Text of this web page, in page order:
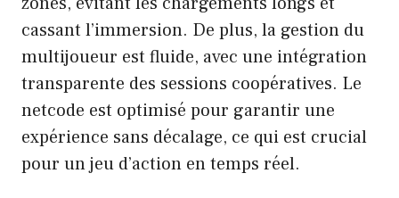
cassant l’immersion. De plus, la gestion du
multijoueur est fluide, avec une intégration
transparente des sessions coopératives. Le
netcode est optimisé pour garantir une
expérience sans décalage, ce qui est crucial
pour un jeu d’action en temps réel.